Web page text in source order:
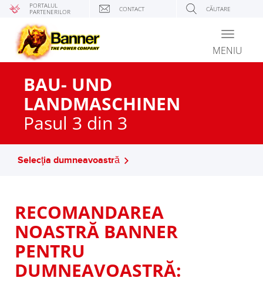
PORTALUL
PARTENERILOR CONTACT CĂUTARE
Toggle
MENIU
BAU- UND
LANDMASCHINEN
Pasul 3 din 3
Selecţia dumneavoastră
RECOMANDAREA
NOASTRĂ BANNER
PENTRU
DUMNEAVOASTRĂ: